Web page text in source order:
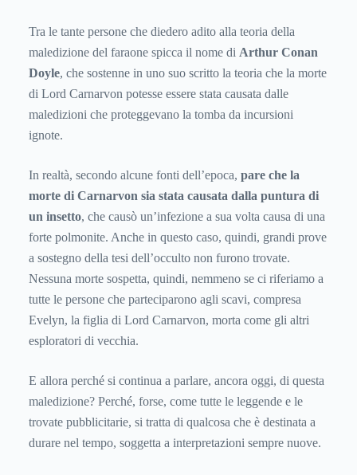
Tra le tante persone che diedero adito alla teoria della
maledizione del faraone spicca il nome di Arthur Conan
Doyle, che sostenne in uno suo scritto la teoria che la morte
di Lord Carnarvon potesse essere stata causata dalle
maledizioni che proteggevano la tomba da incursioni
ignote.
In realtà, secondo alcune fonti dell’epoca, pare che la
morte di Carnarvon sia stata causata dalla puntura di
un insetto, che causò un’infezione a sua volta causa di una
forte polmonite. Anche in questo caso, quindi, grandi prove
a sostegno della tesi dell’occulto non furono trovate.
Nessuna morte sospetta, quindi, nemmeno se ci riferiamo a
tutte le persone che parteciparono agli scavi, compresa
Evelyn, la figlia di Lord Carnarvon, morta come gli altri
esploratori di vecchia.
E allora perché si continua a parlare, ancora oggi, di questa
maledizione? Perché, forse, come tutte le leggende e le
trovate pubblicitarie, si tratta di qualcosa che è destinata a
durare nel tempo, soggetta a interpretazioni sempre nuove.